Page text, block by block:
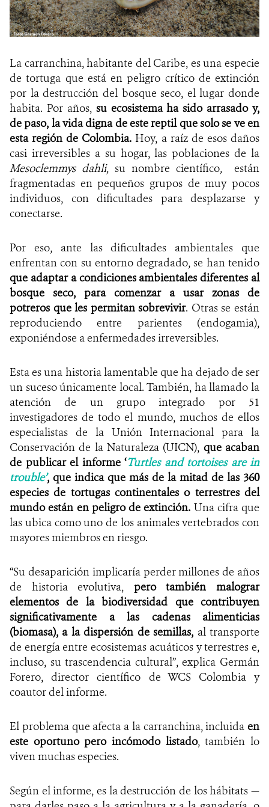
La carranchina, habitante del Caribe, es una especie
de tortuga que está en peligro crítico de extinción
por la destrucción del bosque seco, el lugar donde
habita. Por años, su ecosistema ha sido arrasado y,
de paso, la vida digna de este reptil que solo se ve en
esta región de Colombia. Hoy, a raíz de esos daños
casi irreversibles a su hogar, las poblaciones de la
Mesoclemmys dahli, su nombre científico,
están
fragmentadas en pequeños grupos de muy pocos
individuos, con dificultades para desplazarse y
conectarse.
Por eso, ante las dificultades ambientales que
enfrentan con su entorno degradado, se han tenido
que adaptar a condiciones ambientales diferentes al
bosque seco, para comenzar a usar zonas de
potreros que les permitan sobrevivir. Otras se están
reproduciendo entre parientes (endogamia),
exponiéndose a enfermedades irreversibles.
Esta es una historia lamentable que ha dejado de ser
un suceso únicamente local. También, ha llamado la
atención de un grupo integrado por 51
investigadores de todo el mundo, muchos de ellos
especialistas de la Unión Internacional para la
Conservación de la Naturaleza (UICN), que acaban
de publicar el informe ‘Turtles and tortoises are in
trouble’, que indica que más de la mitad de las 360
especies de tortugas continentales o terrestres del
mundo están en peligro de extinción. Una cifra que
las ubica como uno de los animales vertebrados con
mayores miembros en riesgo.
“Su desaparición implicaría perder millones de años
de historia evolutiva, pero también malograr
elementos de la biodiversidad que contribuyen
significativamente a las cadenas alimenticias
(biomasa), a la dispersión de semillas, al transporte
de energía entre ecosistemas acuáticos y terrestres e,
incluso, su trascendencia cultural”, explica Germán
Forero, director científico de WCS Colombia y
coautor del informe.
El problema que afecta a la carranchina, incluida en
este oportuno pero incómodo listado, también lo
viven muchas especies.
Según el informe, es la destrucción de los hábitats —